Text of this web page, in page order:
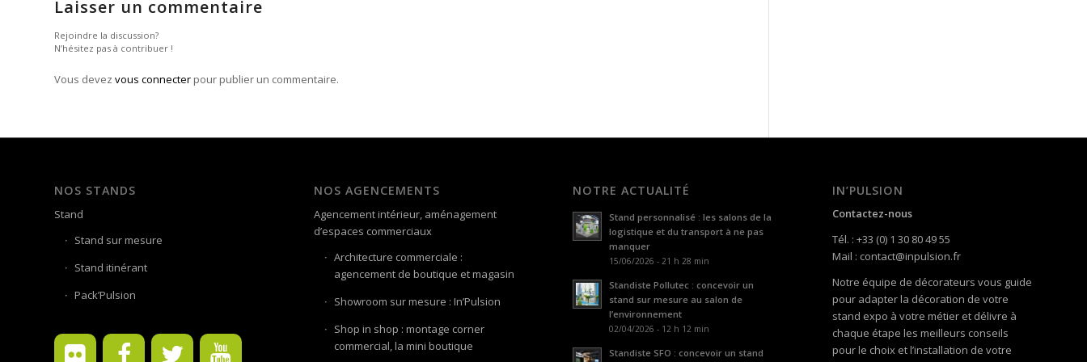
Laisser un commentaire
Rejoindre la discussion?
N’hésitez pas à contribuer !
Vous devez vous connecter pour publier un commentaire.
NOS STANDS
Stand
Stand sur mesure
Stand itinérant
Pack’Pulsion
NOS AGENCEMENTS
Agencement intérieur, aménagement
d’espaces commerciaux
Architecture commerciale :
agencement de boutique et magasin
Showroom sur mesure : In’Pulsion
Shop in shop : montage corner
commercial, la mini boutique
NOTRE ACTUALITÉ
Stand personnalisé : les salons de la
logistique et du transport à ne pas
manquer
15/06/2026 - 21 h 28 min
Standiste Pollutec : concevoir un
stand sur mesure au salon de
l’environnement
02/04/2026 - 12 h 12 min
Standiste SFO : concevoir un stand
IN’PULSION
Contactez-nous
Tél. : +33 (0) 1 30 80 49 55
Mail : contact@inpulsion.fr
Notre équipe de décorateurs vous guide
pour adapter la décoration de votre
stand expo à votre métier et délivre à
chaque étape les meilleurs conseils
pour le choix et l’installation de votre